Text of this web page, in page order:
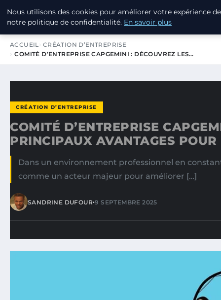
LPO CONSULTING
ACCUEIL CRÉATION D’ENTREPRISE
COMITÉ D’ENTREPRISE CAPGEMINI : DÉCOUVREZ LES…
CRÉATION D’ENTREPRISE
COMITÉ D’ENTREPRISE
PRINCIPAUX AVANTAGES
Dans un environnement professionnel en
comme un acteur majeur pour améliorer […]
SANDRINE DUFOUR•9 SEPTEMBRE 2025
Nous utilisons des cookies pour améliorer votre expérience
notre politique de confidentialité. En savoir plus